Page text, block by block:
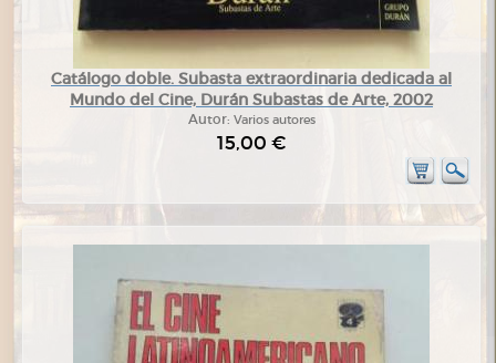
Catálogo doble. Subasta extraordinaria dedicada al
Mundo del Cine, Durán Subastas de Arte, 2002
Autor: Varios autores
15,00 €